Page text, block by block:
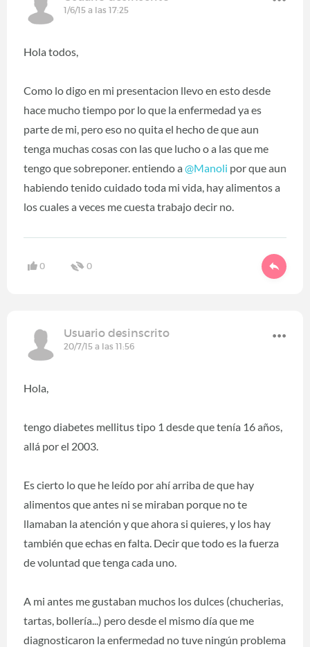
1/6/15 a las 17:25
Hola todos,
Como lo digo en mi presentacion llevo en esto desde
hace mucho tiempo por lo que la enfermedad ya es
parte de mi, pero eso no quita el hecho de que aun
tenga muchas cosas con las que lucho o a las que me
tengo que sobreponer. entiendo a @Manoli por que aun
habiendo tenido cuidado toda mi vida, hay alimentos a
los cuales a veces me cuesta trabajo decir no.
0 0
Usuario desinscrito
20/7/15 a las 11:56
Hola,
tengo diabetes mellitus tipo 1 desde que tenía 16 años,
allá por el 2003.
Es cierto lo que he leído por ahí arriba de que hay
alimentos que antes ni se miraban porque no te
llamaban la atención y que ahora si quieres, y los hay
también que echas en falta. Decir que todo es la fuerza
de voluntad que tenga cada uno.
A mi antes me gustaban muchos los dulces (chucherias,
tartas, bollería...) pero desde el mismo día que me
diagnosticaron la enfermedad no tuve ningún problema